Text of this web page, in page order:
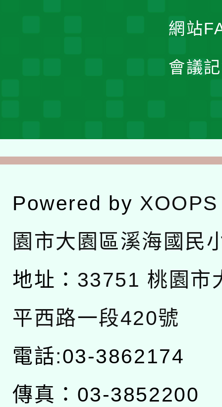
網站
會議
Powered by XOOPS
園市大園區溪海國民
地址： 33751 桃園市
平西路一段420號
電話:03-3862174
傳真：03-3852200